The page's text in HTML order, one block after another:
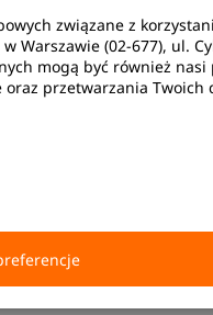
limitu
związane z
Warszawie (02-677), ul.
mogą być również
przetwarzania